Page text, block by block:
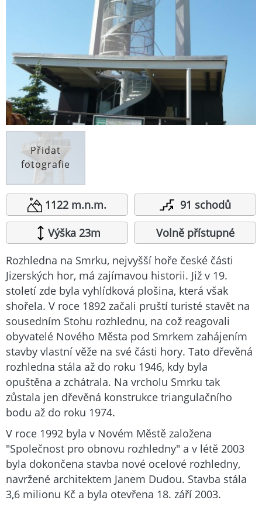
Přidat
fotografie
1122 m.n.m.
91 schodů
Výška 23m
Volně přístupné
Rozhledna na Smrku, nejvyšší hoře české části
Jizerských hor, má zajímavou historii. Již v 19.
století zde byla vyhlídková plošina, která však
shořela. V roce 1892 začali pruští turisté stavět na
sousedním Stohu rozhlednu, na což reagovali
obyvatelé Nového Města pod Smrkem zahájením
stavby vlastní věže na své části hory. Tato dřevěná
rozhledna stála až do roku 1946, kdy byla
opuštěna a zchátrala. Na vrcholu Smrku tak
zůstala jen dřevěná konstrukce triangulačního
bodu až do roku 1974.
V roce 1992 byla v Novém Městě založena
"Společnost pro obnovu rozhledny" a v létě 2003
byla dokončena stavba nové ocelové rozhledny,
navržené architektem Janem Dudou. Stavba stála
3,6 milionu Kč a byla otevřena 18. září 2003.